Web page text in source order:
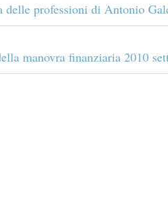
professioni di Antonio
manovra finanziaria 2010